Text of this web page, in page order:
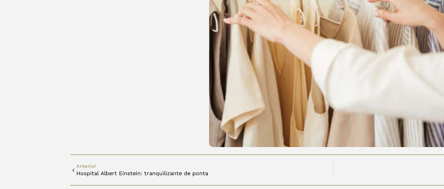
Anterior
Hospital Albert Einstein: tranquilizante de ponta